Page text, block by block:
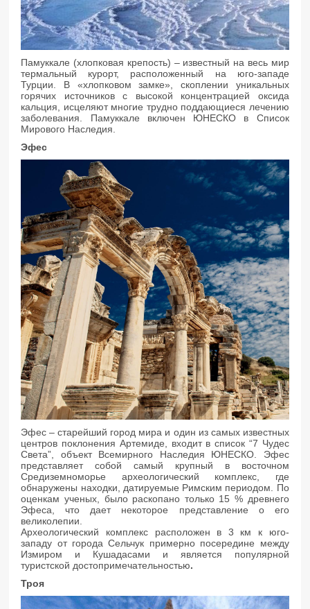
Памуккале (хлопковая крепость) – известный на весь мир
термальный курорт, расположенный на юго-западе
Турции. В «хлопковом замке», скоплении уникальных
горячих источников с высокой концентрацией оксида
кальция, исцеляют многие трудно поддающиеся лечению
заболевания. Памуккале включен ЮНЕСКО в Список
Мирового Наследия.
Эфес
Эфес – старейший город мира и один из самых известных
центров поклонения Артемиде, входит в список “7 Чудес
Света”, объект Всемирного Наследия ЮНЕСКО. Эфес
представляет собой самый крупный в восточном
Средиземноморье археологический комплекс, где
обнаружены находки, датируемые Римским периодом. По
оценкам ученых, было раскопано только 15 % древнего
Эфеса, что дает некоторое представление о его
великолепии.
Археологический комплекс расположен в 3 км к юго-
западу от города Сельчук примерно посередине между
Измиром и Кушадасами и является популярной
туристской достопримечательностью.
Троя